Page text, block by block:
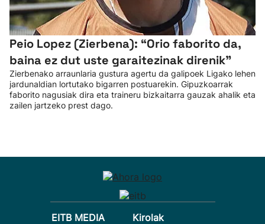
Peio Lopez (Zierbena): “Orio faborito da,
baina ez dut uste garaitezinak direnik"
Zierbenako arraunlaria gustura agertu da galipoek Ligako lehen
jardunaldian lortutako bigarren postuarekin. Gipuzkoarrak
faborito nagusiak dira eta traineru bizkaitarra gauzak ahalik eta
zailen jartzeko prest dago.
EITB MEDIA
Kirolak